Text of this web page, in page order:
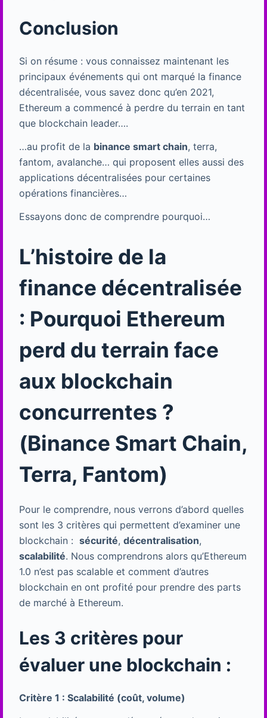
Conclusion
Si on résume : vous connaissez maintenant les
principaux événements qui ont marqué la finance
décentralisée, vous savez donc qu’en 2021,
Ethereum a commencé à perdre du terrain en tant
que blockchain leader….
…au profit de la binance smart chain, terra,
fantom, avalanche… qui proposent elles aussi des
applications décentralisées pour certaines
opérations financières…
Essayons donc de comprendre pourquoi…
L’histoire de la
finance décentralisée
: Pourquoi Ethereum
perd du terrain face
aux blockchain
concurrentes ?
(Binance Smart Chain,
Terra, Fantom)
Pour le comprendre, nous verrons d’abord quelles
sont les 3 critères qui permettent d’examiner une
blockchain : sécurité, décentralisation,
scalabilité. Nous comprendrons alors qu’Ethereum
1.0 n’est pas scalable et comment d’autres
blockchain en ont profité pour prendre des parts
de marché à Ethereum.
Les 3 critères pour
évaluer une blockchain :
Critère 1 : Scalabilité (coût, volume)